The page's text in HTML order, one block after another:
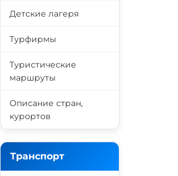
Детские лагеря
Турфирмы
Туристические
маршруты
Описание стран,
курортов
Транспорт